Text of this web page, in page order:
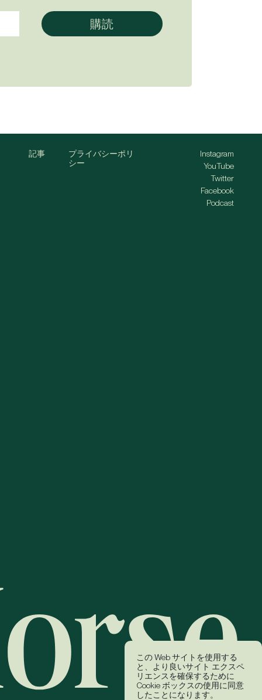
この Web サイトを使用する
と、より良いサイト エクスペ
リエンスを確保するために
Cookie ボックスの使用に同意
したことになります。
記事
プライバシーポリ
シー
Instagram
YouTube
Twitter
Facebook
Podcast